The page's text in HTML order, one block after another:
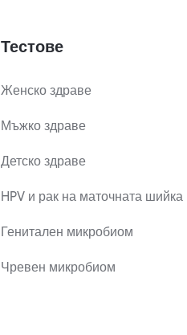
Тестове
Женско здраве
Мъжко здраве
Детско здраве
HPV и рак на маточната шийка
Генитален микробиом
Чревен микробиом